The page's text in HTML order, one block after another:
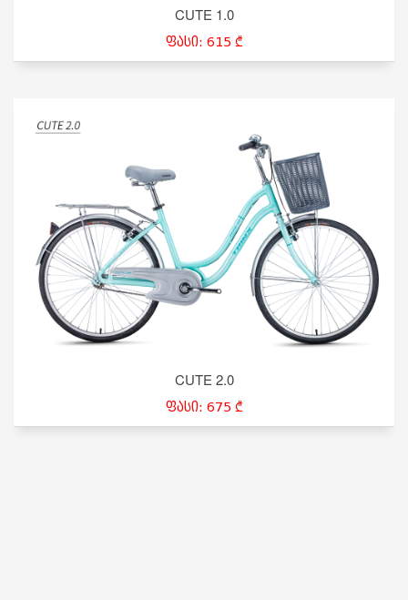
CUTE 1.0
ფასი: 615 ₾
CUTE 2.0
ფასი: 675 ₾